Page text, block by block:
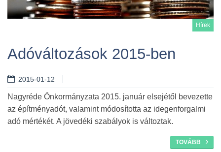
Hírek
Adóváltozások 2015-ben
2015-01-12
Nagyréde Önkormányzata 2015. január elsejétől bevezette
az építményadót, valamint módosította az idegenforgalmi
adó mértékét. A jövedéki szabályok is változtak.
TOVÁBB